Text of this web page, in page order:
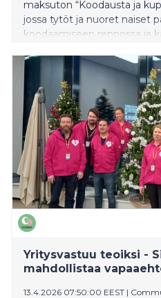
maksuton “Koodausta ja
jossa tytöt ja nuoret naiset
koodaamiseen rennossa ja
Talolla.
Yritysvastuu teoiksi -
mahdollistaa
13.4.2026 07:50:00 EEST |